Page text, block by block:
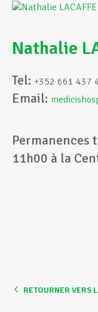
Nathalie
Tel: +352 661 437
Email:
Permanences
11h00 à la
RETOURNER VERS